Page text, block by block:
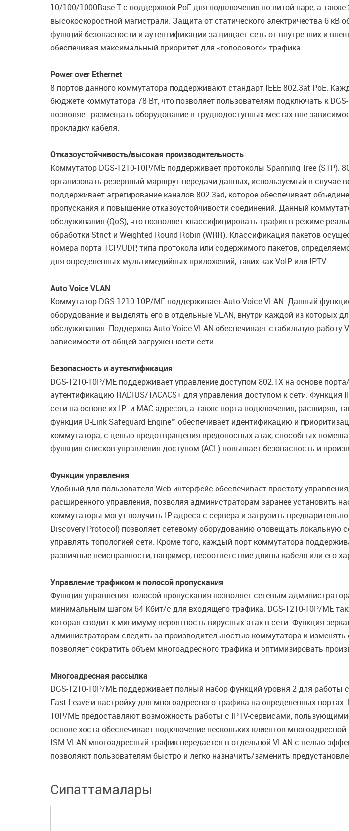
10/100/1000Base-T с поддержкой PoE для подключения по витой паре, а
высокоскоростной магистрали. Защита от статического электричества 6 кВ
функций безопасности и аутентификации защищает сеть от внутренних и
обеспечивая максимальный приоритет для «голосового» трафика.
Power over Ethernet
8 портов данного коммутатора поддерживают стандарт IEEE 802.3at PoE.
бюджете коммутатора 78 Вт, что позволяет пользователям подключать к
позволяет размещать оборудование в труднодоступных местах вне
прокладку кабеля.
Отказоустойчивость/высокая производительность
Коммутатор DGS-1210-10P/ME поддерживает протоколы Spanning Tree (STP):
организовать резервный маршрут передачи данных, используемый в случае
поддерживает агрегирование каналов 802.3ad, которое обеспечивает
пропускания и повышение отказоустойчивости соединений. Данный
обслуживания (QoS), что позволяет классифицировать трафик в режиме
обработки Strict и Weighted Round Robin (WRR). Классификация пакетов
номера порта TCP/UDP, типа протокола или содержимого пакетов,
для определенных мультимедийных приложений, таких как VoIP или IPTV.
Auto Voice VLAN
Коммутатор DGS-1210-10P/МЕ поддерживает Auto Voice VLAN. Данный
оборудование и выделять его в отдельные VLAN, внутри каждой из которых
обслуживания. Поддержка Auto Voice VLAN обеспечивает стабильную работу
зависимости от общей загруженности сети.
Безопасность и аутентификация
DGS-1210-10P/ME поддерживает управление доступом 802.1X на основе
аутентификацию RADIUS/TACACS+ для управления доступом к сети.
сети на основе их IP- и MAC-адресов, а также порта подключения, расширяя,
функция D-Link Safeguard Engine™ обеспечивает идентификацию и
коммутатора, с целью предотвращения вредоносных атак, способных
функция списков управления доступом (ACL) повышает безопасность и
Функции управления
Удобный для пользователя Web-интерфейс обеспечивает простоту
расширенного управления, позволяя администраторам заранее установить
коммутаторы могут получить IP-адреса с сервера и загрузить
Discovery Protocol) позволяет сетевому оборудованию оповещать локальную
управлять топологией сети. Кроме того, каждый порт коммутатора
различные неисправности, например, несоответствие длины кабеля или его
Управление трафиком и полосой пропускания
Функция управления полосой пропускания позволяет сетевым
минимальным шагом 64 Кбит/с для входящего трафика. DGS-1210-10P/ME
которая сводит к минимуму вероятность вирусных атак в сети. Функция
администраторам следить за производительностью коммутатора и
позволяет сократить объем многоадресного трафика и оптимизировать
Многоадресная рассылка
DGS-1210-10P/ME поддерживает полный набор функций уровня 2 для
Fast Leave и настройку для многоадресного трафика на определенных
10P/ME предоставляют возможность работы с IPTV-сервисами,
основе хоста обеспечивает подключение нескольких клиентов
ISM VLAN многоадресный трафик передается в отдельной VLAN с целью
позволяют пользователям быстро и легко назначить/заменить
Сипаттамалары